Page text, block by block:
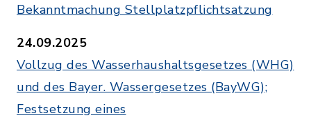
Bekanntmachung Stellplatzpflichtsatzung
24.09.2025
Vollzug des Wasserhaushaltsgesetzes (WHG)
und des Bayer. Wassergesetzes (BayWG);
Festsetzung eines